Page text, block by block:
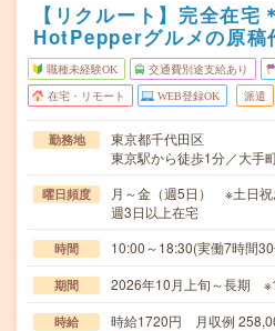
【リクルート】完全在宅
HotPepperグルメの原稿
職種未経験OK 交通費別途支給あり
在宅・リモート WEB登録OK 派遣
勤務地
東京都千代田区
東京駅から徒歩1分／大手
曜日頻度
月～金（週5日） ※土日
週3日以上在宅
時間 10:00～18:30(実働7時間
期間 2026年10月上旬～長期
時給 時給1720円 月収例